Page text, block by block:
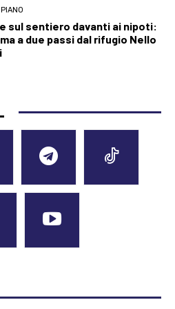
sul sentiero davanti ai nipoti:
a due passi dal rifugio Nello